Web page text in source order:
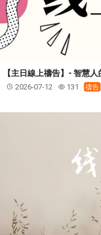
【主日線上禱告】- 智慧
2026-07-12 131 禱告